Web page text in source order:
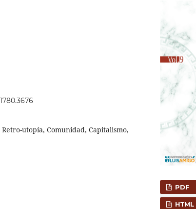
utopía, Comunidad, Capitalismo,
PDF
HTML